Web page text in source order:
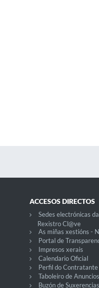
ACCESOS DIRECTOS
Sedes electrónicas
Rexistro Cl@ve
As miñas xestións -
Portal de
Impresos xerais
Calendario Oficial
Perfil do Contratante
Taboleiro de Anuncios
Buzón de